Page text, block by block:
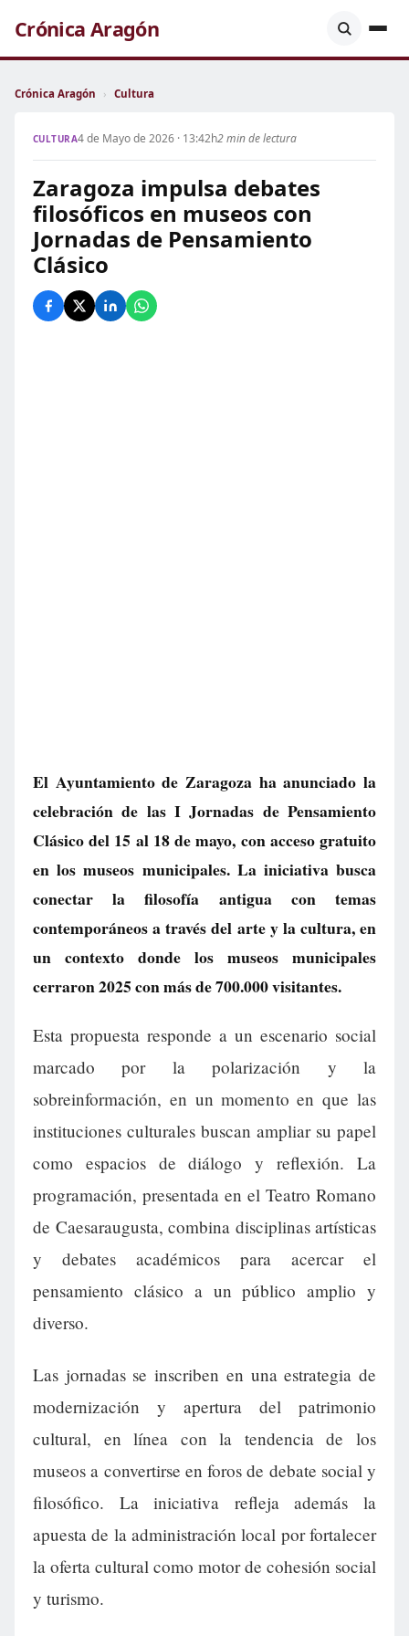
Crónica Aragón
Crónica Aragón › Cultura
CULTURA4 de Mayo de 2026 · 13:42h2 min de lectura
Zaragoza impulsa debates
filosóficos en museos con
Jornadas de Pensamiento
Clásico
El Ayuntamiento de Zaragoza ha anunciado la
celebración de las I Jornadas de Pensamiento
Clásico del 15 al 18 de mayo, con acceso gratuito
en los museos municipales. La iniciativa busca
conectar la filosofía antigua con temas
contemporáneos a través del arte y la cultura, en
un contexto donde los museos municipales
cerraron 2025 con más de 700.000 visitantes.
Esta propuesta responde a un escenario social
marcado por la polarización y la
sobreinformación, en un momento en que las
instituciones culturales buscan ampliar su papel
como espacios de diálogo y reflexión. La
programación, presentada en el Teatro Romano
de Caesaraugusta, combina disciplinas artísticas
y debates académicos para acercar el
pensamiento clásico a un público amplio y
diverso.
Las jornadas se inscriben en una estrategia de
modernización y apertura del patrimonio
cultural, en línea con la tendencia de los
museos a convertirse en foros de debate social y
filosófico. La iniciativa refleja además la
apuesta de la administración local por fortalecer
la oferta cultural como motor de cohesión social
y turismo.